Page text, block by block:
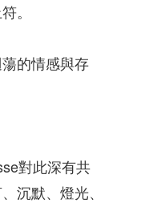
。
的情感與存
對此深有共
沉默、燈光、